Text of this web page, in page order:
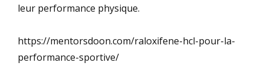
leur performance physique.
https://mentorsdoon.com/raloxifene-hcl-pour-la-
performance-sportive/